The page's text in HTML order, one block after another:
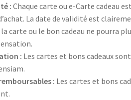
:Chaque carte ou e-Carte cadeau
La date de validité est
carte ou le bon cadeau ne pourra
: Les cartes et bons cadeaux
: Les cartes et bons